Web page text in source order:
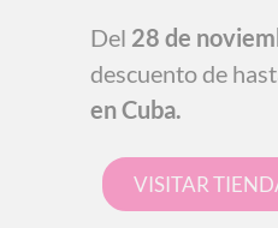
Del 28 de
descuento de
en Cuba.
VISITAR